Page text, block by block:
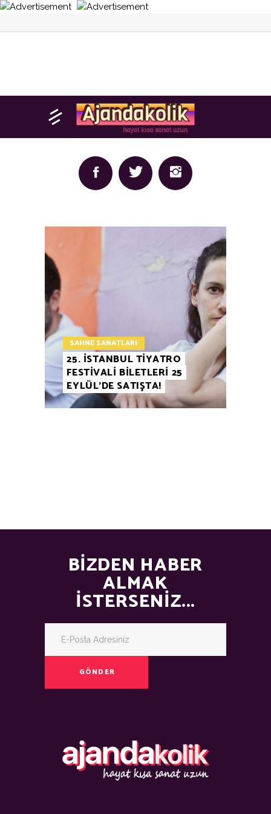
SAHNE SANATLARI
25. İSTANBUL TİYATRO
FESTİVALİ BİLETLERİ 25
EYLÜL’DE SATIŞTA!
BIZDEN HABER
ALMAK
İSTERSENIZ...
GÖNDER